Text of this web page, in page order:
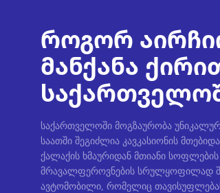
როგორ
მანქანა
საქართველოში მოგზაურობა
საათში შეგიძლია კავკასიონის
ქალაქის ხმაურიდან მთიანი
მრავალფეროვნების სრულყოფილად
ავტომობილი, რომელიც